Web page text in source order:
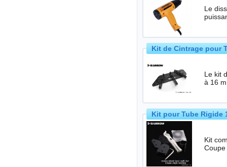
Le
Kit de Cintrage pour
Le kit
Kit pour Tube Rigide
Kit